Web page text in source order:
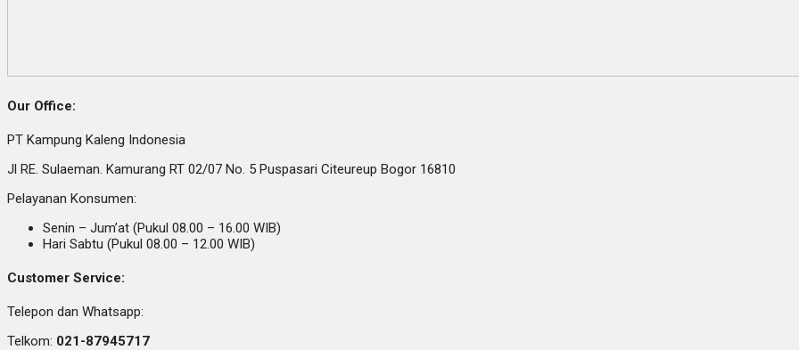
Our Office:
PT Kampung Kaleng Indonesia
Jl RE. Sulaeman. Kamurang RT 02/07 No. 5 Puspasari Citeureup Bogor 16810
Pelayanan Konsumen:
Senin – Jum’at (Pukul 08.00 – 16.00 WIB)
Hari Sabtu (Pukul 08.00 – 12.00 WIB)
Customer Service:
Telepon dan Whatsapp:
Telkom: 021-87945717